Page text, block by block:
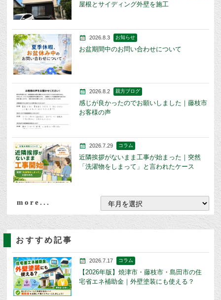
屋根とサイディング外壁を施工
2026.8.3 お知らせ
お盆期間中のお問い合わせについて
2026.8.2 親方ブログ
感じが良かったのでお願いしました｜藤枝市
お客様の声
2026.7.29 コラム
近隣挨拶がないまま工事が始まった｜突然
「洗濯物をしまって」と言われたケース
more...
おすすめ記事
2026.7.17 コラム
【2026年版】焼津市・藤枝市・島田市の住
宅省エネ補助金｜外壁塗装にも使える？